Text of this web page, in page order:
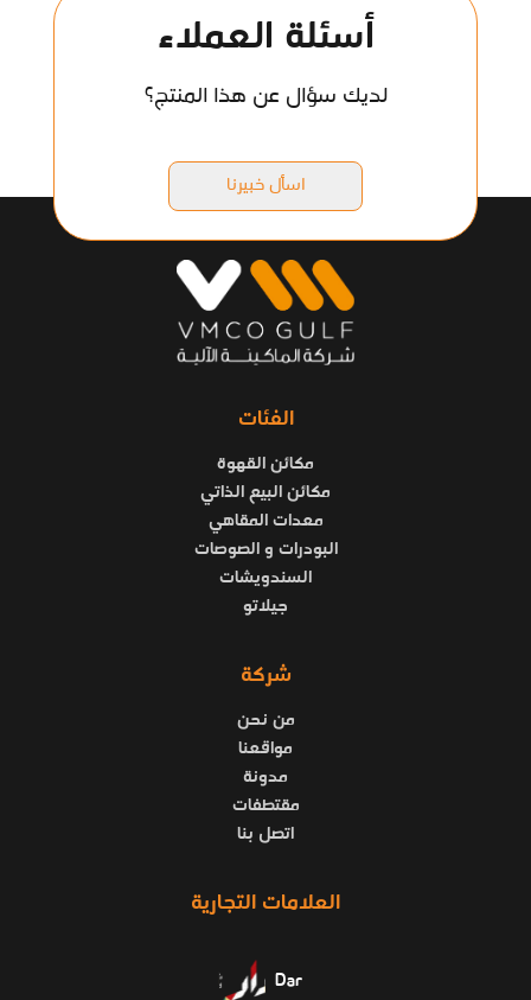
أسئلة العملاء
لديك سؤال عن هذا المنتج؟
اسأل خبيرنا
الفئات
مكائن القهوة
مكائن البيع الذاتي
معدات المقاهي
البودرات و الصوصات
السندويشات
جيلاتو
شركة
من نحن
مواقعنا
مدونة
مقتطفات
اتصل بنا
العلامات التجارية
Dar